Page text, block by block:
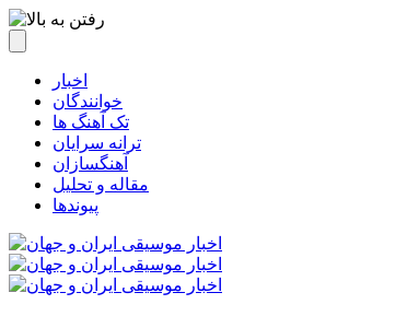
اخبار
خوانندگان
تک آهنگ ها
ترانه سرایان
آهنگسازان
مقاله و تحلیل
پیوندها